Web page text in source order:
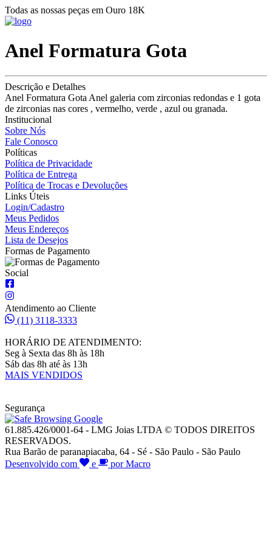
Todas as nossas peças em Ouro 18K
Anel Formatura Gota
Descrição e Detalhes
Anel Formatura Gota Anel galeria com zirconias redondas e 1 gota
de zirconias nas cores , vermelho, verde , azul ou granada.
Institucional
Sobre Nós
Fale Conosco
Políticas
Política de Privacidade
Política de Entrega
Política de Trocas e Devoluções
Links Úteis
Login/Cadastro
Meus Pedidos
Meus Endereços
Lista de Desejos
Formas de Pagamento
Social
Atendimento ao Cliente
(11) 3118-3333
HORÁRIO DE ATENDIMENTO:
Seg à Sexta das 8h às 18h
Sáb das 8h até às 13h
MAIS VENDIDOS
Segurança
61.885.426/0001-64 - LMG Joias LTDA © TODOS DIREITOS
RESERVADOS.
Rua Barão de paranapiacaba, 64 - Sé - São Paulo - São Paulo
Desenvolvido com
e por Macro